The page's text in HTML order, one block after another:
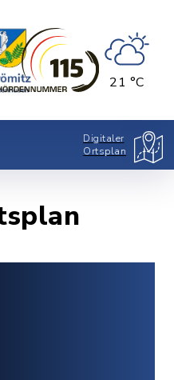
21 °C
Digitaler
Ortsplan